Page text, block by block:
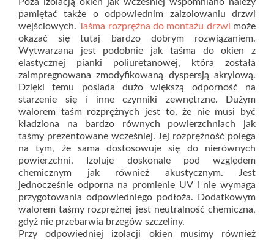
pamiętać także o odpowiednim zaizolowaniu drzwi
wejściowych.Taśma rozprężna do montażu drzwi może
okazać się tutaj bardzo dobrym rozwiązaniem.
Wytwarzana jest podobnie jak taśma do okien z
elastycznej pianki poliuretanowej, która została
zaimpregnowana zmodyfikowaną dyspersją akrylową.
Dzięki temu posiada dużo większą odporność na
starzenie się i inne czynniki zewnętrzne. Dużym
walorem taśm rozprężnych jest to, że nie musi być
kładziona na bardzo równych powierzchniach jak
taśmy prezentowane wcześniej. Jej rozprężność polega
na tym, że sama dostosowuje się do nierównych
powierzchni. Izoluje doskonale pod względem
chemicznym jak również akustycznym. Jest
jednocześnie odporna na promienie UV i nie wymaga
przygotowania odpowiedniego podłoża. Dodatkowym
walorem taśmy rozprężnej jest neutralność chemiczna,
gdyż nie przebarwia brzegów szczeliny.
Przy odpowiedniej izolacji okien musimy również